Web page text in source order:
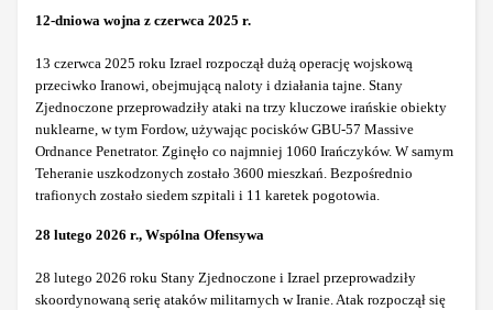
12-dniowa wojna z czerwca 2025 r.
13 czerwca 2025 roku Izrael rozpoczął dużą operację wojskową
przeciwko Iranowi, obejmującą naloty i działania tajne. Stany
Zjednoczone przeprowadziły ataki na trzy kluczowe irańskie obiekty
nuklearne, w tym Fordow, używając pocisków GBU-57 Massive
Ordnance Penetrator. Zginęło co najmniej 1060 Irańczyków. W samym
Teheranie uszkodzonych zostało 3600 mieszkań. Bezpośrednio
trafionych zostało siedem szpitali i 11 karetek pogotowia.
28 lutego 2026 r., Wspólna Ofensywa
28 lutego 2026 roku Stany Zjednoczone i Izrael przeprowadziły
skoordynowaną serię ataków militarnych w Iranie. Atak rozpoczął się